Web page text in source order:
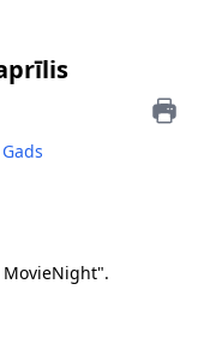
Gads
MovieNight".